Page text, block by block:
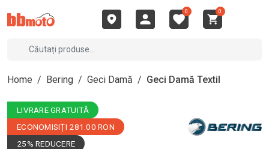
0 0
Home / Bering / Geci Damă / Geci Damă Textil
LIVRARE GRATUITĂ
ECONOMISIȚI 281.00 RON
25% REDUCERE